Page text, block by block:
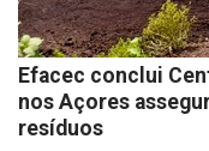
Efacec conclui
nos Açores
resíduos